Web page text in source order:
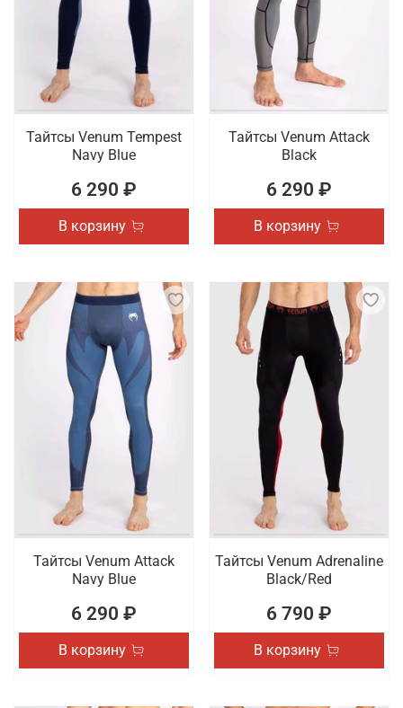
Тайтсы Venum Tempest
Navy Blue
6 290 ₽
В корзину
Тайтсы Venum Attack
Black
6 290 ₽
В корзину
Тайтсы Venum Attack
Navy Blue
6 290 ₽
В корзину
Тайтсы Venum Adrenaline
Black/Red
6 790 ₽
В корзину